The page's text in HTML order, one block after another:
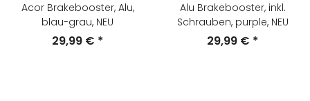
Acor Brakebooster, Alu,
blau-grau, NEU
29,99 € *
Alu Brakebooster, inkl.
Schrauben, purple, NEU
29,99 € *